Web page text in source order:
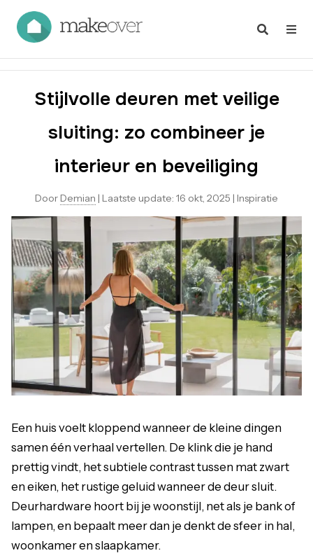
Stijlvolle deuren met veilige
sluiting: zo combineer je
interieur en beveiliging
Door Demian | Laatste update: 16 okt, 2025 | Inspiratie
Een huis voelt kloppend wanneer de kleine dingen
samen één verhaal vertellen. De klink die je hand
prettig vindt, het subtiele contrast tussen mat zwart
en eiken, het rustige geluid wanneer de deur sluit.
Deurhardware hoort bij je woonstijl, net als je bank of
lampen, en bepaalt meer dan je denkt de sfeer in hal,
woonkamer en slaapkamer.